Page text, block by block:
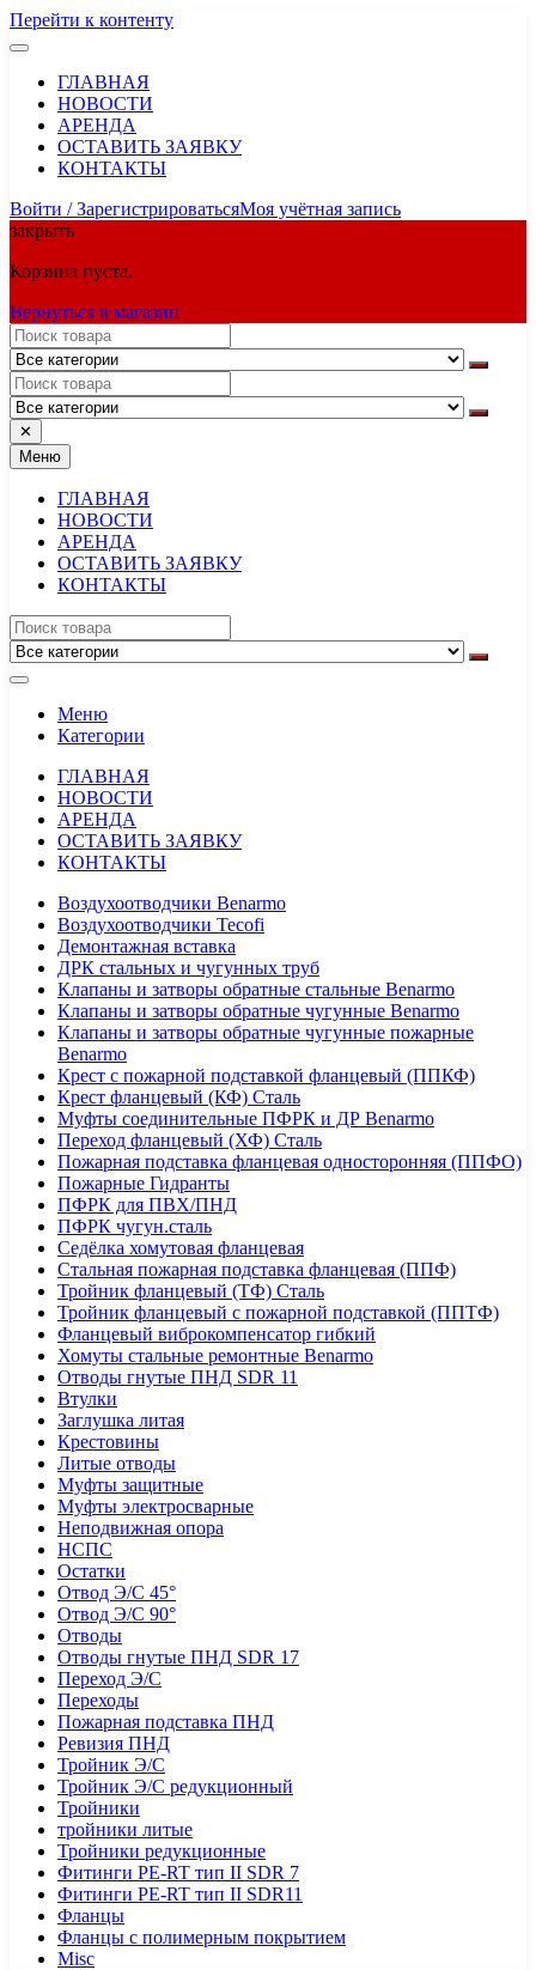
Перейти к контенту
ГЛАВНАЯ
НОВОСТИ
АРЕНДА
ОСТАВИТЬ ЗАЯВКУ
КОНТАКТЫ
Войти / ЗарегистрироватьсяМоя учётная запись
закрыть
Корзина пуста.
Вернуться в магазин
✕
Меню
ГЛАВНАЯ
НОВОСТИ
АРЕНДА
ОСТАВИТЬ ЗАЯВКУ
КОНТАКТЫ
Меню
Категории
ГЛАВНАЯ
НОВОСТИ
АРЕНДА
ОСТАВИТЬ ЗАЯВКУ
КОНТАКТЫ
Воздухоотводчики Benarmo
Воздухоотводчики Tecofi
Демонтажная вставка
ДРК стальных и чугунных труб
Клапаны и затворы обратные стальные Benarmo
Клапаны и затворы обратные чугунные Benarmo
Клапаны и затворы обратные чугунные пожарные
Benarmo
Крест с пожарной подставкой фланцевый (ППКФ)
Крест фланцевый (КФ) Сталь
Муфты соединительные ПФРК и ДР Benarmo
Переход фланцевый (ХФ) Сталь
Пожарная подставка фланцевая односторонняя (ППФО)
Пожарные Гидранты
ПФРК для ПВХ/ПНД
ПФРК чугун.сталь
Седёлка хомутовая фланцевая
Стальная пожарная подставка фланцевая (ППФ)
Тройник фланцевый (ТФ) Сталь
Тройник фланцевый с пожарной подставкой (ППТФ)
Фланцевый виброкомпенсатор гибкий
Хомуты стальные ремонтные Benarmo
Отводы гнутые ПНД SDR 11
Втулки
Заглушка литая
Крестовины
Литые отводы
Муфты защитные
Муфты электросварные
Неподвижная опора
НСПС
Остатки
Отвод Э/С 45°
Отвод Э/С 90°
Отводы
Отводы гнутые ПНД SDR 17
Переход Э/С
Переходы
Пожарная подставка ПНД
Ревизия ПНД
Тройник Э/С
Тройник Э/С редукционный
Тройники
тройники литые
Тройники редукционные
Фитинги PE-RT тип II SDR 7
Фитинги PE-RT тип II SDR11
Фланцы
Фланцы с полимерным покрытием
Misc